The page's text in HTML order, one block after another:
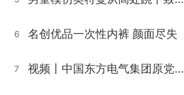
6 名创优品一次性内裤 颜面尽失
7 视频丨中国东方电气集团原党组副书记、董事宋致远被查